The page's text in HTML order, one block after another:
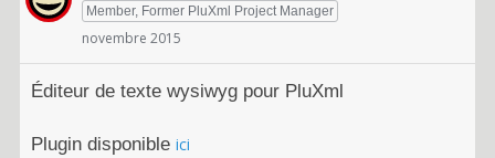
Member, Former PluXml Project Manager
novembre 2015
Éditeur de texte wysiwyg pour PluXml
Plugin disponible ici